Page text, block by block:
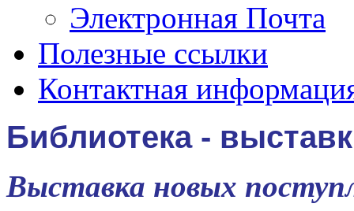
Электронная Почта
Полезные ссылки
Контактная
Библиотека -
Выставка новых